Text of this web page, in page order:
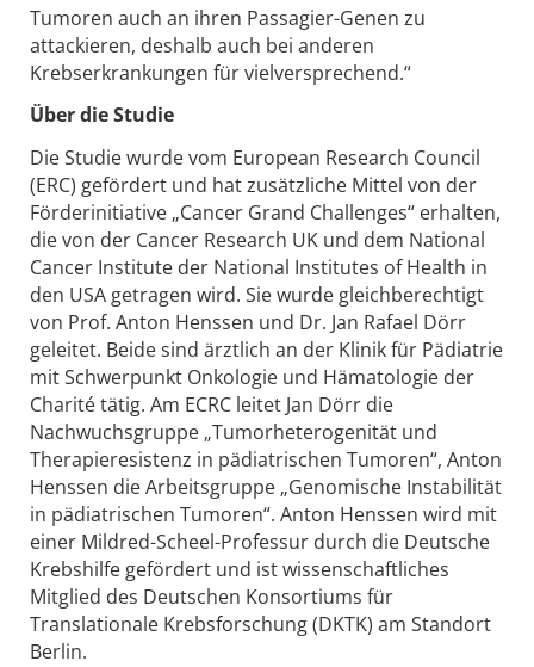
Tumoren auch an ihren Passagier-Genen zu
attackieren, deshalb auch bei anderen
Krebserkrankungen für vielversprechend.“
Über die Studie
Die Studie wurde vom European Research Council
(ERC) gefördert und hat zusätzliche Mittel von der
Förderinitiative „Cancer Grand Challenges“ erhalten,
die von der Cancer Research UK und dem National
Cancer Institute der National Institutes of Health in
den USA getragen wird. Sie wurde gleichberechtigt
von Prof. Anton Henssen und Dr. Jan Rafael Dörr
geleitet. Beide sind ärztlich an der Klinik für Pädiatrie
mit Schwerpunkt Onkologie und Hämatologie der
Charité tätig. Am ECRC leitet Jan Dörr die
Nachwuchsgruppe „Tumorheterogenität und
Therapieresistenz in pädiatrischen Tumoren“, Anton
Henssen die Arbeitsgruppe „Genomische Instabilität
in pädiatrischen Tumoren“. Anton Henssen wird mit
einer Mildred-Scheel-Professur durch die Deutsche
Krebshilfe gefördert und ist wissenschaftliches
Mitglied des Deutschen Konsortiums für
Translationale Krebsforschung (DKTK) am Standort
Berlin.